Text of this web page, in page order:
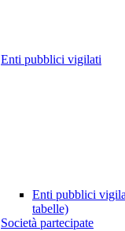
Enti pubblici vigilati
Enti pubblici
tabelle)
Società partecipate